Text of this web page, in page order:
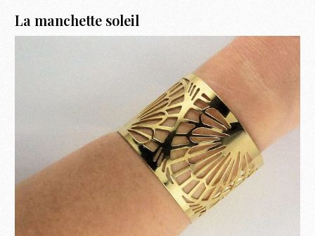
La manchette soleil